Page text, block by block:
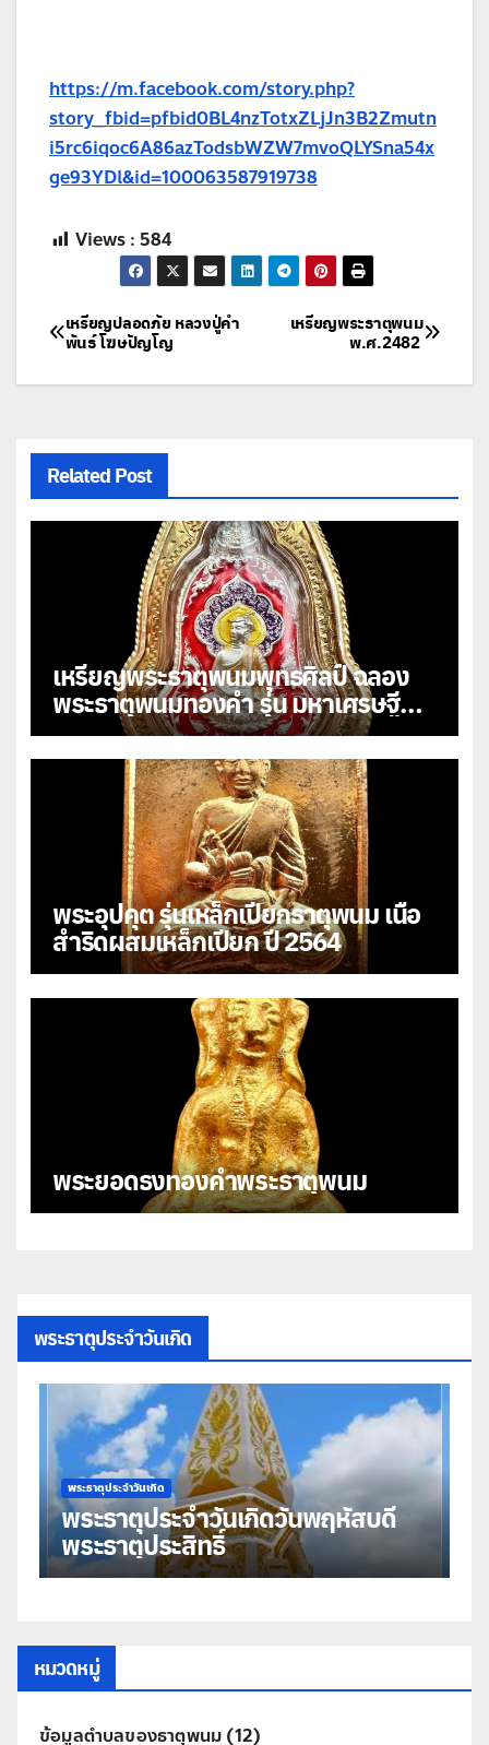
https://m.facebook.com/story.php?
story_fbid=pfbid0BL4nzTotxZLjJn3B2Zmutn
i5rc6iqoc6A86azTodsbWZW7mvoQLYSna54x
ge93YDl&id=100063587919738
Views : 584
แนะแนว
เรื่อง
เหรียญพระธาตุพนม
พ.ศ.2482
เหรียญปลอดภัย หลวงปู่คำ
พันธ์ โฆษปัญโญ
Related Post
เหรียญพระธาตุพนมพุทธศิลป์ ฉลอง
พระธาตุพนมทองคำ รุ่น มหาเศรษฐี
108
พระอุปคุต รุ่นเหล็กเปียกธาตุพนม เนื้อ
สำริดผสมเหล็กเปียก ปี 2564
พระยอดธงทองคำพระธาตุพนม
พระธาตุประจำวันเกิด
พระธาตุประจำวันเกิด
พระธาตุประจำวันเกิดวันพฤหัสบดี
พระธาตุประสิทธิ์
หมวดหมู่
ข้อมูลตำบลของธาตุพนม (12)